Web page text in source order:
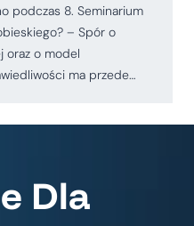
podczas 8. Seminarium
– Spór o
oraz o model
ma przede…
Dla